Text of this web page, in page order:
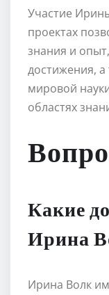
Участие
проектах
знания и
достижения, а
мировой
областях
Какие
Ирина
Ирина Волк